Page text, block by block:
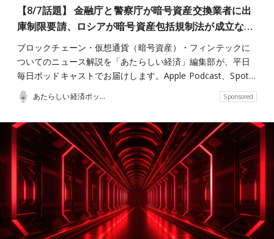
【8/7話題】 金融庁と警察庁が暗号資産交換業者に出
庫制限要請、ロシアが暗号資産包括規制法が成立な…
ブロックチェーン・仮想通貨（暗号資産）・フィンテックに
ついてのニュース解説を「あたらしい経済」編集部が、平日
毎日ポッドキャストでお届けします。Apple Podcast、Spot…
あたらしい経済ポッドキャスト Sponsored